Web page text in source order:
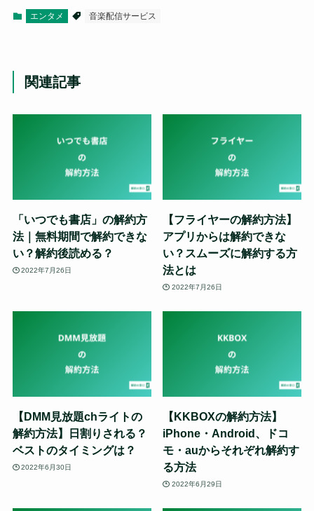
エンタメ 音楽配信サービス
関連記事
「いつでも書店」の解約方
法｜無料期間で解約できな
い？解約後読める？
2022年7月26日
【フライヤーの解約方法】
アプリからは解約できな
い？スムーズに解約する方
法とは
2022年7月26日
【DMM見放題chライトの
解約方法】日割りされる？
ベストのタイミングは？
2022年6月30日
【KKBOXの解約方法】
iPhone・Android、ドコ
モ・auからそれぞれ解約す
る方法
2022年6月29日